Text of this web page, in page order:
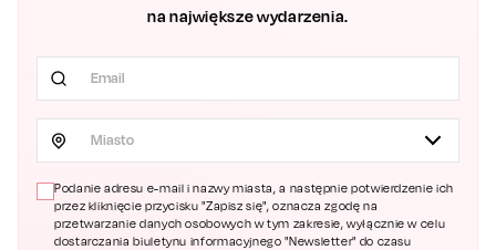
na największe wydarzenia.
Miasto
Podanie adresu e-mail i nazwy miasta, a następnie potwierdzenie ich
przez kliknięcie przycisku "Zapisz się", oznacza zgodę na
przetwarzanie danych osobowych w tym zakresie, wyłącznie w celu
dostarczania biuletynu informacyjnego "Newsletter" do czasu